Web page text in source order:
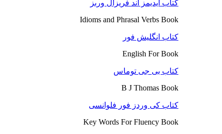
کتاب ایدیمز اند فریزال وربز
Idioms and Phrasal Verbs Book
کتاب انگلیش فور
English For Book
کتاب بی جی توماس
B J Thomas Book
کتاب کی وردز فور فلوانسی
Key Words For Fluency Book